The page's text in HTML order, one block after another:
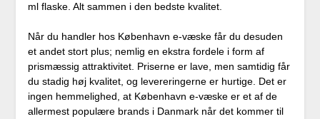
ml flaske. Alt sammen i den bedste kvalitet.
Når du handler hos København e-væske får du desuden
et andet stort plus; nemlig en ekstra fordele i form af
prismæssig attraktivitet. Priserne er lave, men samtidig får
du stadig høj kvalitet, og levereringerne er hurtige. Det er
ingen hemmelighed, at København e-væske er et af de
allermest populære brands i Danmark når det kommer til